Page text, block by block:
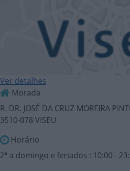
Ver detalhes
Morada
R. DR. JOSÉ DA CRUZ MOREIRA
3510-078 VISEU
Horário
2ª a domingo e feriados : 10:00 -